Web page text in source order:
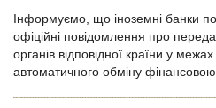
Інформуємо, що іноземні банки
офіційні повідомлення про
органів відповідної країни у
автоматичного обміну